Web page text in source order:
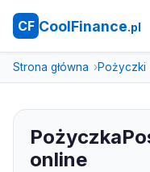
CF CoolFinance.pl
Strona główna Pożyczki
online